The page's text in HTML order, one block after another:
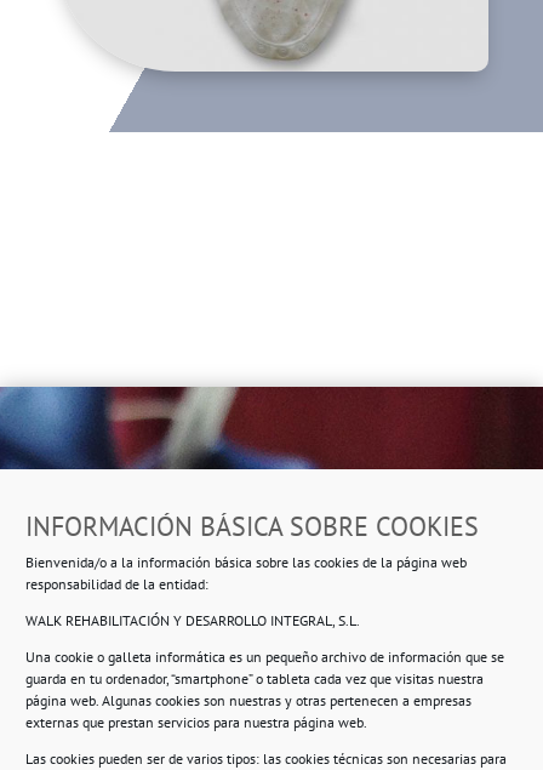
INFORMACIÓN BÁSICA SOBRE COOKIES
Bienvenida/o a la información básica sobre las cookies de la página web
responsabilidad de la entidad:
WALK REHABILITACIÓN Y DESARROLLO INTEGRAL, S.L.
Una cookie o galleta informática es un pequeño archivo de información que se
guarda en tu ordenador, “smartphone” o tableta cada vez que visitas nuestra
página web. Algunas cookies son nuestras y otras pertenecen a empresas
externas que prestan servicios para nuestra página web.
Las cookies pueden ser de varios tipos: las cookies técnicas son necesarias para
Ropero Solidario de Usera
Beasáin 25-33posterior, local 3 – 28041 Madrid
Información